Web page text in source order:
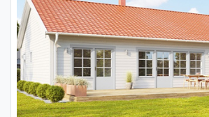
egna drömmar och visioner.